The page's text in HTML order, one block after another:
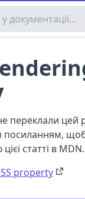
переклали цей
посиланням,
статті в MDN.
property